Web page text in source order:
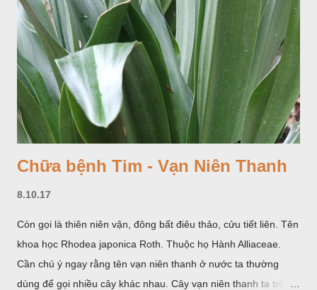
Chữa bệnh Tim - Vạn Niên Thanh
8.10.17
Còn gọi là thiên niên vận, đông bất điêu thảo, cửu tiết liên. Tên
khoa học Rhodea japonica Roth. Thuộc họ Hành Alliaceae.
Cần chú ý ngay rằng tên vạn niên thanh ở nước ta thường
dùng để gọi nhiều cây khác nhau. Cây vạn niên thanh ta trồng